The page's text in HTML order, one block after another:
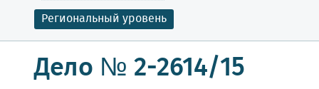
Региональный уровень
Дело № 2-2614/15